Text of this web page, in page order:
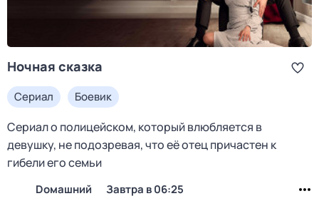
Ночная сказка
Сериал Боевик
Сериал о полицейском, который влюбляется в
девушку, не подозревая, что её отец причастен к
гибели его семьи
Dомашний Завтра в 06:25